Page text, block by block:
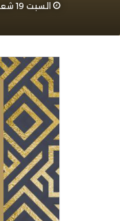
السبت 19 شعبان 1444هـ 11-3-2023م